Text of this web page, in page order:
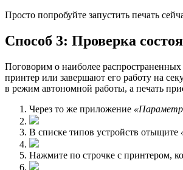
Просто попробуйте запустить печать
Способ 3: Проверка
Поговорим о наиболее
принтер или завершают его работу на
в режим автономной работы, а печать
Через то же приложение
В списке типов устройств отыщите
Нажмите по строчке с принтером,